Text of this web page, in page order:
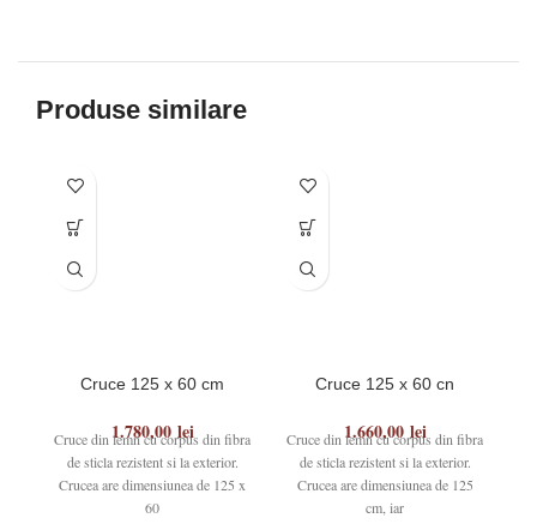
Produse similare
Cruce 125 x 60 cm
1.780,00lei
Cruce din lemn cu corpus din fibra
de sticla rezistent si la exterior.
Crucea are dimensiunea de 125 x
60
Cruce 125 x 60 cn
1.660,00lei
Cruce din lemn cu corpus din fibra
de sticla rezistent si la exterior.
Crucea are dimensiunea de 125
cm, iar